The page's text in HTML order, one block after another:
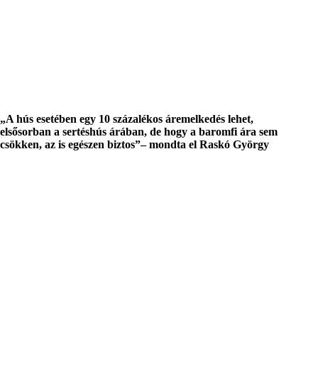
A hús esetében egy 10 százalékos áremelkedés lehet,
elsősorban a sertéshús árában, de hogy a baromfi ára sem
csökken, az is egészen biztos – mondta el Raskó György